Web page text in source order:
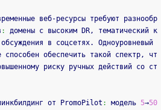
веб‑ресурсы требуют разнообр
:
домены с высоким DR, тематический к
в соцсетях. Одноуровневый
способен обеспечить такой спектр, чт
риску ручных действий со ст
от PromoPilot : модель 5→50